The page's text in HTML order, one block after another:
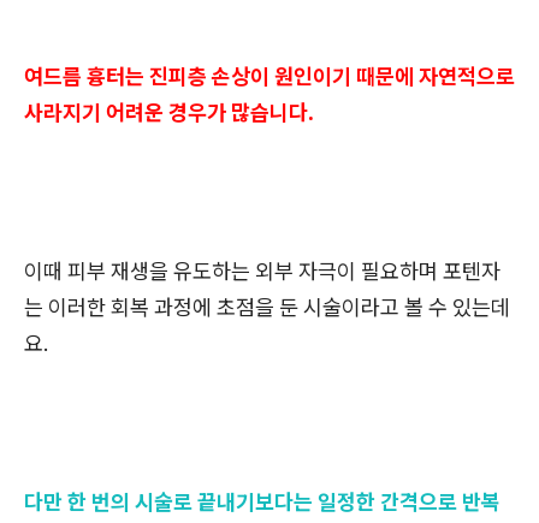
여드름 흉터는 진피층 손상이 원인이기 때문에 자연적으로
사라지기 어려운 경우가 많습니다.
이때 피부 재생을 유도하는 외부 자극이 필요하며 포텐자
는 이러한 회복 과정에 초점을 둔 시술이라고 볼 수 있는데
요.
다만 한 번의 시술로 끝내기보다는 일정한 간격으로 반복